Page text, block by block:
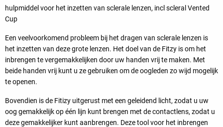
hulpmiddel voor het inzetten van sclerale lenzen, incl scleral Vented
Cup
Een veelvoorkomend probleem bij het dragen van sclerale lenzen is
het inzetten van deze grote lenzen. Het doel van de Fitzy is om het
inbrengen te vergemakkelijken door uw handen vrij te maken. Met
beide handen vrij kunt u ze gebruiken om de oogleden zo wijd mogelijk
te openen.
Bovendien is de Fitizy uitgerust met een geleidend licht, zodat u uw
oog gemakkelijk op één lijn kunt brengen met de contactlens, zodat u
deze gemakkelijker kunt aanbrengen. Deze tool voor het inbrengen